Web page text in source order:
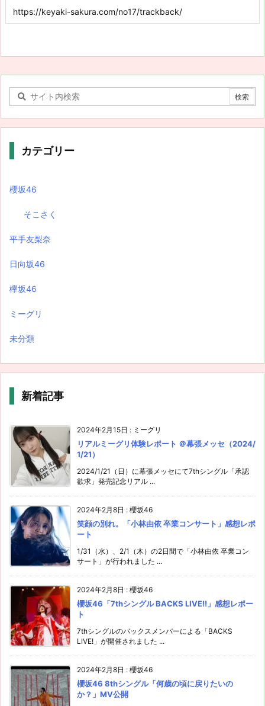
カテゴリー
櫻坂46
そこさく
平手友梨奈
日向坂46
欅坂46
ミーグリ
未分類
新着記事
2024年2月15日 : ミーグリ
リアルミーグリ体験レポート ＠幕張メッセ（2024/
1/21）
2024/1/21（日）に幕張メッセにて7thシングル「承認
欲求」発売記念リアル ...
2024年2月8日 : 櫻坂46
笑顔の別れ。「小林由依 卒業コンサート」感想レポ
ート
1/31（水）、2/1（木）の2日間で「小林由依 卒業コン
サート」が行われました ...
2024年2月8日 : 櫻坂46
櫻坂46「7thシングル BACKS LIVE!!」感想レポー
ト
7thシングルのバックスメンバーによる「BACKS
LIVE!」が開催されました ...
2024年2月8日 : 櫻坂46
櫻坂46 8thシングル「何歳の頃に戻りたいの
か？」MV公開